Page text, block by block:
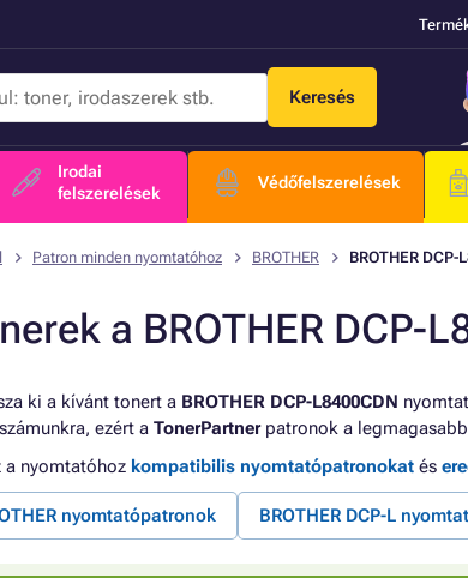
Keresés
Irodai
felszerelések
Védőfelszerelések
Patron minden nyomtatóhoz BROTHER BROTHER DCP-
a BROTHER DCP-
ki a kívánt tonert a BROTHER DCP-L8400CDN
ezért a TonerPartnerpatronok a
a nyomtatóhoz kompatibilis nyomtatópatronokat és
nyomtatópatronok BROTHER DCP-L